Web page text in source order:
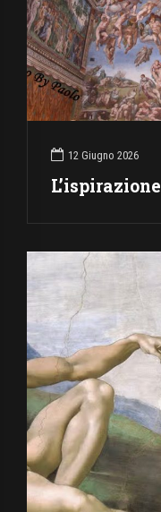
12 Giugno 2026